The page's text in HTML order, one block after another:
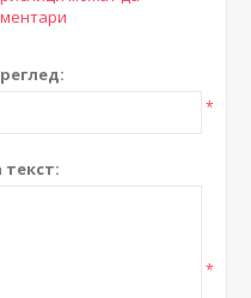
*
текст:
*